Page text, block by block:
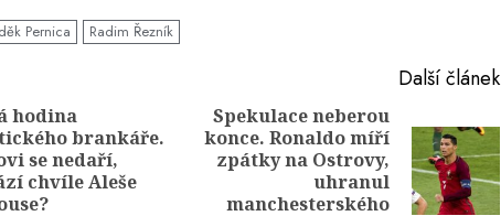
Pernica Radim Řezník
Previous
hodina
brankáře.
se nedaří,
chvíle Aleše
Další článek
Spekulace neberou
konce. Ronaldo míří
zpátky na Ostrovy,
uhranul
manchesterského